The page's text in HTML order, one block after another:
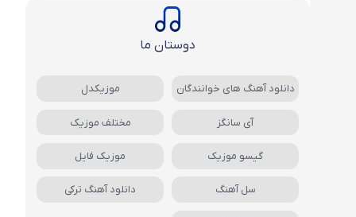
دوستان ما
دانلود آهنگ های خوانندگان موزیکدل
آی سانگز مختلف موزیک
گیسو موزیک موزیک فایل
سل آهنگ دانلود آهنگ ترکی